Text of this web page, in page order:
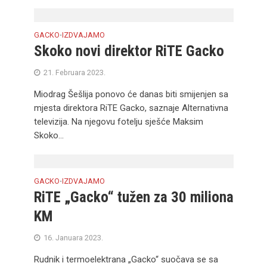
GACKO•IZDVAJAMO
Skoko novi direktor RiTE Gacko
21. Februara 2023.
Miodrag Šešlija ponovo će danas biti smijenjen sa
mjesta direktora RiTE Gacko, saznaje Alternativna
televizija. Na njegovu fotelju sješće Maksim
Skoko...
GACKO•IZDVAJAMO
RiTE „Gacko“ tužen za 30 miliona
KM
16. Januara 2023.
Rudnik i termoelektrana „Gacko“ suočava se sa